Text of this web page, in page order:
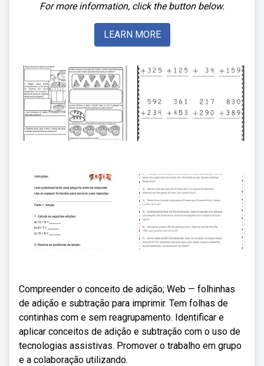
For more information, click the button below.
LEARN MORE
Compreender o conceito de adição; Web — folhinhas
de adição e subtração para imprimir. Tem folhas de
continhas com e sem reagrupamento. Identificar e
aplicar conceitos de adição e subtração com o uso de
tecnologias assistivas. Promover o trabalho em grupo
e a colaboração utilizando.